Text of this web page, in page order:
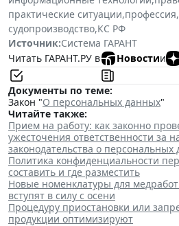
практические ситуации,профессия,
судопроизводство,КС РФ
Источник:Система ГАРАНТ
Читать ГАРАНТ.РУ в
Новостии
Документы по теме:
Закон "О персональных данных"
Читайте также:
Прием на работу: как законно
ужесточения ответственности за
законодательства о персональных
Политика конфиденциальности
составить и где разместить
Новые номенклатуры для
вступят в силу с осени
Процедуру приостановки или
продукции оптимизируют